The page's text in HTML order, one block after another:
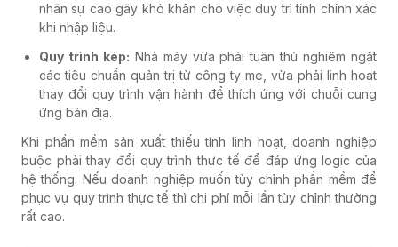
nhân sự cao gây khó khăn cho việc duy trì tính chính xác
khi nhập liệu.
Quy trình kép: Nhà máy vừa phải tuân thủ nghiêm ngặt
các tiêu chuẩn quản trị từ công ty mẹ, vừa phải linh hoạt
thay đổi quy trình vận hành để thích ứng với chuỗi cung
ứng bản địa.
Khi phần mềm sản xuất thiếu tính linh hoạt, doanh nghiệp
buộc phải thay đổi quy trình thực tế để đáp ứng logic của
hệ thống. Nếu doanh nghiệp muốn tùy chỉnh phần mềm để
phục vụ quy trình thực tế thì chi phí mỗi lần tùy chỉnh thường
rất cao.